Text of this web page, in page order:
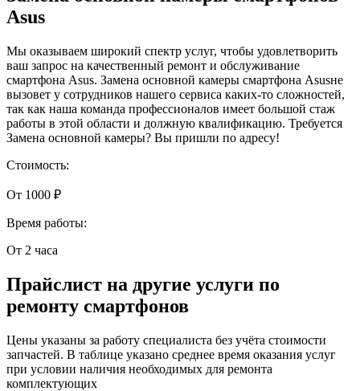
Asus
Мы оказываем широкий спектр услуг, чтобы удовлетворить
ваш запрос на качественный ремонт и обслуживание
смартфона Asus. Замена основной камеры смартфона Asusне
вызовет у сотрудников нашего сервиса каких-то сложностей,
так как наша команда профессионалов имеет большой стаж
работы в этой области и должную квалификацию. Требуется
Замена основной камеры? Вы пришли по адресу!
Стоимость:
От 1000 ₽
Время работы:
От 2 часа
Прайслист на другие услуги по
ремонту смартфонов
Цены указаны за работу специалиста без учёта стоимости
запчастей. В таблице указано среднее время оказания услуг
при условии наличия необходимых для ремонта
комплектующих